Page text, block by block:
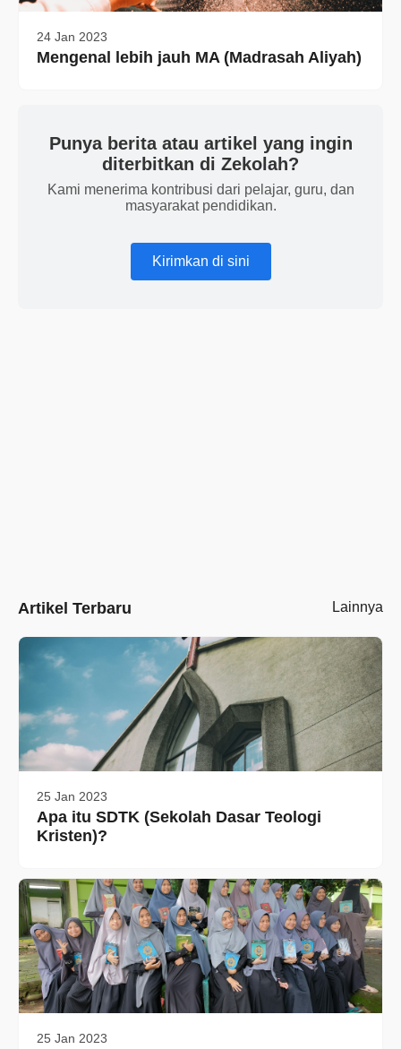
24 Jan 2023
Mengenal lebih jauh MA (Madrasah Aliyah)
Punya berita atau artikel yang ingin
diterbitkan di Zekolah?
Kami menerima kontribusi dari pelajar, guru, dan
masyarakat pendidikan.
Kirimkan di sini
Artikel Terbaru Lainnya
25 Jan 2023
Apa itu SDTK (Sekolah Dasar Teologi
Kristen)?
25 Jan 2023